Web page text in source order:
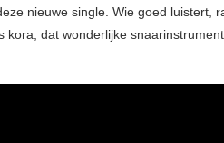
nieuwe single. Wie goed luistert,
kora, dat wonderlijke